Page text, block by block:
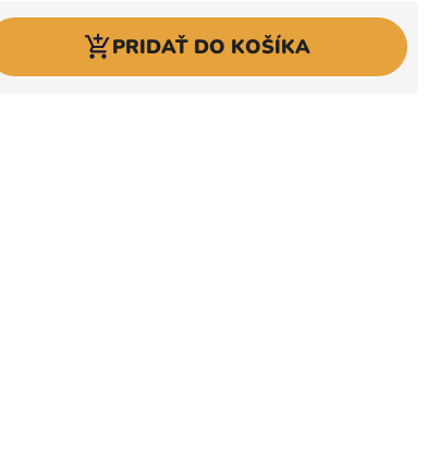
PRIDAŤ DO KOŠÍKA